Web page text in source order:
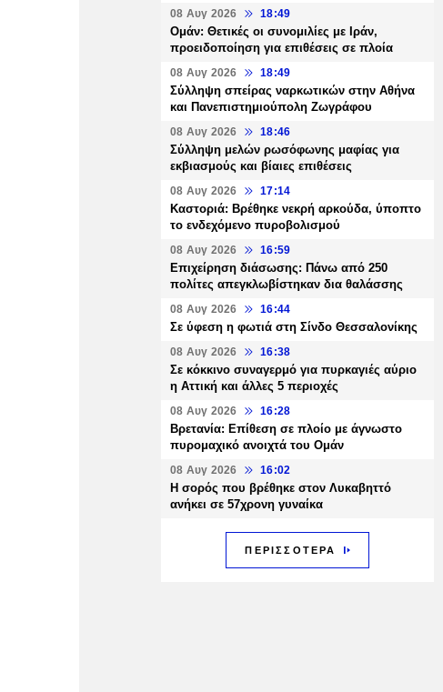
08 Αυγ 2026 18:49
Ομάν: Θετικές οι συνομιλίες με Ιράν,
προειδοποίηση για επιθέσεις σε πλοία
08 Αυγ 2026 18:49
Σύλληψη σπείρας ναρκωτικών στην Αθήνα
και Πανεπιστημιούπολη Ζωγράφου
08 Αυγ 2026 18:46
Σύλληψη μελών ρωσόφωνης μαφίας για
εκβιασμούς και βίαιες επιθέσεις
08 Αυγ 2026 17:14
Καστοριά: Βρέθηκε νεκρή αρκούδα, ύποπτο
το ενδεχόμενο πυροβολισμού
08 Αυγ 2026 16:59
Επιχείρηση διάσωσης: Πάνω από 250
πολίτες απεγκλωβίστηκαν δια θαλάσσης
08 Αυγ 2026 16:44
Σε ύφεση η φωτιά στη Σίνδο Θεσσαλονίκης
08 Αυγ 2026 16:38
Σε κόκκινο συναγερμό για πυρκαγιές αύριο
η Αττική και άλλες 5 περιοχές
08 Αυγ 2026 16:28
Βρετανία: Επίθεση σε πλοίο με άγνωστο
πυρομαχικό ανοιχτά του Ομάν
08 Αυγ 2026 16:02
Η σορός που βρέθηκε στον Λυκαβηττό
ανήκει σε 57χρονη γυναίκα
ΠΕΡΙΣΣΟΤΕΡΑ